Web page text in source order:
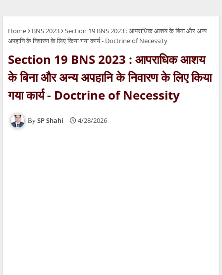
Home BNS 2023
Section 19 BNS 2023 : आपराधिक आशय के बिना और अन्य
अपहानि के निवारण के लिए किया गया कार्य - Doctrine of Necessity
Section 19 BNS 2023 : आपराधिक आशय
के बिना और अन्य अपहानि के निवारण के लिए किया
गया कार्य - Doctrine of Necessity
SP Shahi 4/28/2026